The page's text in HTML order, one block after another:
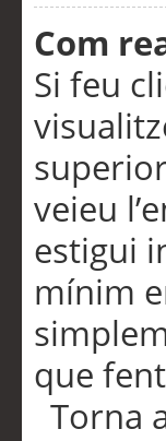
Com
Si feu
veieu
estigui
mínim
que
Torna